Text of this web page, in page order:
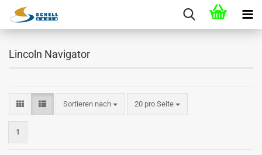
Lincoln Navigator
Sortieren nach 20 pro Seite
1